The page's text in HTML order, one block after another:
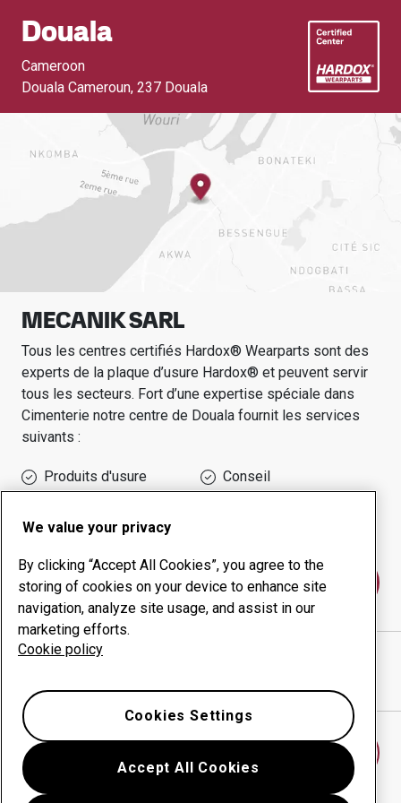
Douala
Cameroon
Douala Cameroun, 237 Douala
MECANIK SARL
Tous les centres certifiés Hardox® Wearparts sont des
experts de la plaque d’usure Hardox® et peuvent servir
tous les secteurs. Fort d’une expertise spéciale dans
Cimenterie notre centre de Douala fournit les services
suivants :
Produits d'usure
Conseil
disponibilité
Contactez-nous
MECANIK SARL
We value your privacy
By clicking “Accept All Cookies”, you agree to the
storing of cookies on your device to enhance site
navigation, analyze site usage, and assist in our
marketing efforts.
Cookie policy
Accept All Cookies
Cookies Settings